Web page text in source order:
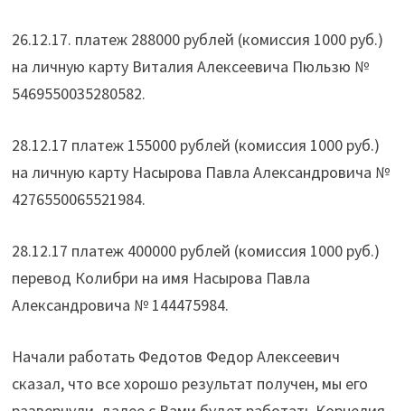
26.12.17. платеж 288000 рублей (комиссия 1000 руб.)
на личную карту Виталия Алексеевича Пюльзю №
5469550035280582.
28.12.17 платеж 155000 рублей (комиссия 1000 руб.)
на личную карту Насырова Павла Александровича №
4276550065521984.
28.12.17 платеж 400000 рублей (комиссия 1000 руб.)
перевод Колибри на имя Насырова Павла
Александровича № 144475984.
Начали работать Федотов Федор Алексеевич
сказал, что все хорошо результат получен, мы его